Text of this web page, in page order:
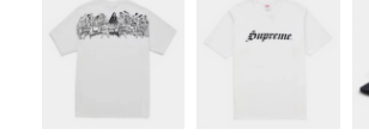
在庫のない商品を表示する
ノツイル キャンプキャ
ップ ブラック